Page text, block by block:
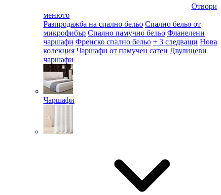
Отвори
менюто
Разпродажба на спално бельо Спално бельо от
микрофибър Спално памучно бельо Фланелени
чаршафи Френско спално бельо + 3 следващи Нова
колекция Чаршафи от памучен сатен Двулицеви
чаршафи
Чаршафи